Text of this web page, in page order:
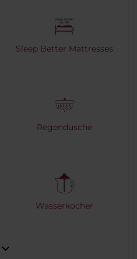
Sleep Better Mattresses
Regendusche
Wasserkocher